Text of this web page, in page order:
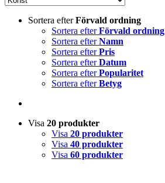
Sortera efterFörvald ordning
Sortera efterFörvald ordning
Sortera efterNamn
Sortera efterPris
Sortera efterDatum
Sortera efterPopularitet
Sortera efterBetyg
Visa 20 produkter
Visa 20 produkter
Visa 40 produkter
Visa 60 produkter